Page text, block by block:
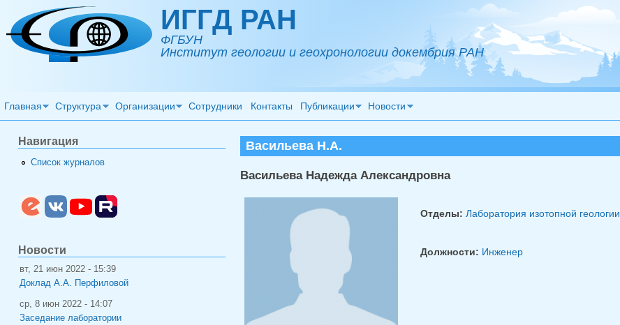
Перейти к основному содержанию ИГГД РАН
ФГБУН
Институт геологии и геохронологии докембрия РАН
Главная Структура Организации Сотрудники Контакты Публикации Новости
Васильева Н.А.
Васильева Надежда Александровна
Отделы: Лаборатория изотопной геологии
Должности: Инженер
Навигация
Список журналов
Новости
вт, 21 июн 2022 - 15:39
Доклад А.А. Перфиловой
ср, 8 июн 2022 - 14:07
Заседание лаборатории